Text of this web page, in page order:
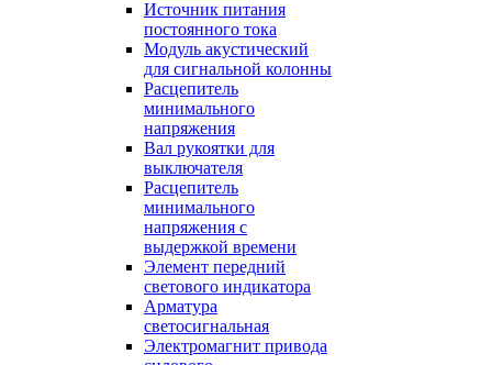
Источник питания
постоянного тока
Модуль акустический
для сигнальной колонны
Расцепитель
минимального
напряжения
Вал рукоятки для
выключателя
Расцепитель
минимального
напряжения с
выдержкой времени
Элемент передний
светового индикатора
Арматура
светосигнальная
Электромагнит привода